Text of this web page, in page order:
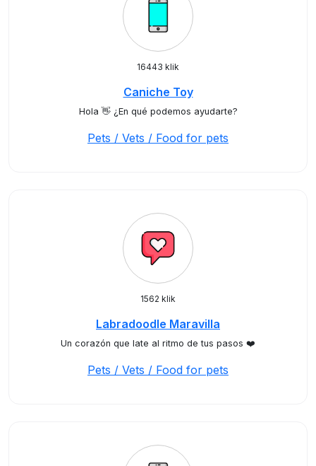
16443 klik
Caniche Toy
Hola 👋 ¿En qué podemos ayudarte?
Pets / Vets / Food for pets
1562 klik
Labradoodle Maravilla
Un corazón que late al ritmo de tus pasos ❤️
Pets / Vets / Food for pets